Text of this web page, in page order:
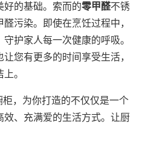
好的基础。索而的零甲醛不锈
污染。即使在烹饪过程中，
护家人每一次健康的呼吸。
您有更多的时间享受生活，
。
，为你打造的不仅仅是一个
效、充满爱的生活方式。让厨